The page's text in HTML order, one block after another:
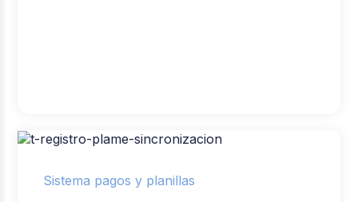
Sistema pagos y planillas